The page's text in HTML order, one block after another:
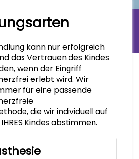
Behandlungen
kann nur erfolgreich
das Vertrauen des Kindes
wenn der Eingriff
erlebt wird. Wir
für eine passende
die wir individuell auf
Kindes abstimmen.